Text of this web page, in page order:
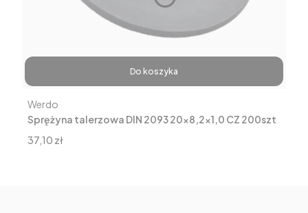
Do koszyka
Sprężyna talerzowa DIN 2093 20x8,2x1,0 CZ 200szt
Producent
Werdo
Cena
37,10 zł